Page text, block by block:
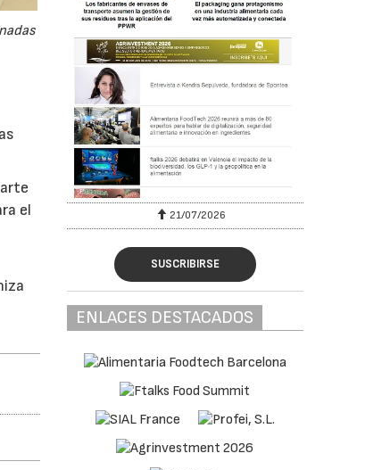
el
21/07/2026
SUSCRIBIRSE
ENLACES DESTACADOS